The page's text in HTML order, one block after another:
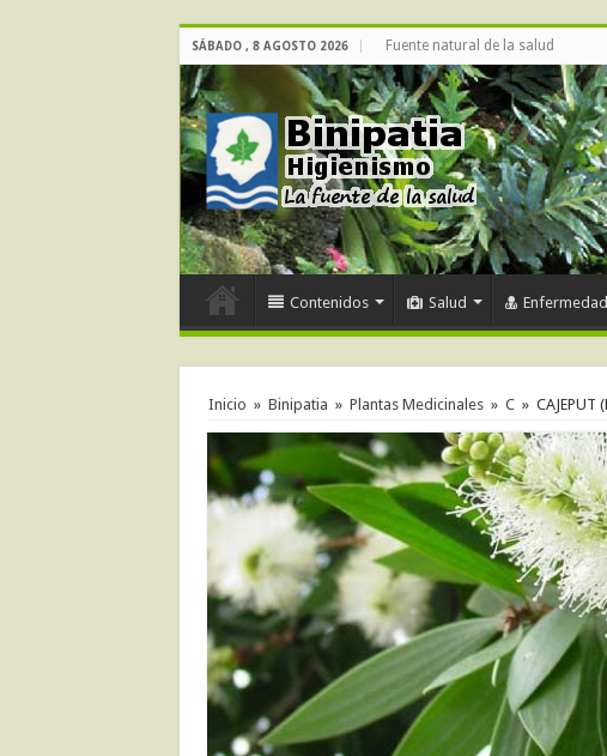
SÁBADO , 8 AGOSTO 2026 Fuente natural de la salud
Contenidos Salud
Inicio » Binipatia » Plantas Medicinales » C » CAJEPUT